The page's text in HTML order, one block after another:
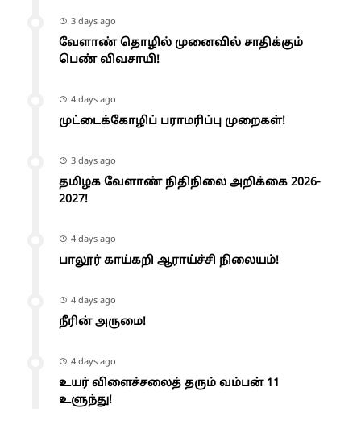
3 days ago
வேளாண் தொழில் முனைவில் சாதிக்கும்
பெண் விவசாயி!
4 days ago
முட்டைக்கோழிப் பராமரிப்பு முறைகள்!
3 days ago
தமிழக வேளாண் நிதிநிலை அறிக்கை 2026-
2027!
4 days ago
பாலூர் காய்கறி ஆராய்ச்சி நிலையம்!
4 days ago
நீரின் அருமை!
4 days ago
உயர் விளைச்சலைத் தரும் வம்பன் 11
உளுந்து!